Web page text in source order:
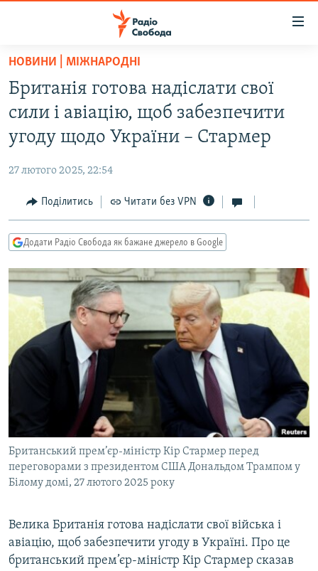
Перейти
основного
матеріалу
до
основної
Перейти
до
пошуку
ВСЕ ЗА ДОБУ
СУСПІЛЬСТВО
УКРАЇНА
СВІТ
РОСІЙСЬКА «ФІЛЬТРАЦІЯ»
ДОНБАС.РЕАЛІЇ
ТИ ЯК?
СХЕМИ
КИТАЙ.ВИКЛИКИ
МУЛЬТИМЕДІА
ФОТО
СПЕЦПРОЄКТИ
КРИМ РЕАЛІЇ
РУС
КТАТ
ДОЛУЧАЙСЯ!
НОВИНИ | МІЖНАРОДНІ
Британія готова надіслати свої
сили і авіацію, щоб забезпечити
угоду щодо України – Стармер
27 лютого 2025, 22:54
Поділитись Читати без VPN
Додати Радіо Свобода як бажане джерело в Google
Британський прем’єр-міністр Кір Стармер перед
переговорами з президентом CША Дональдом Трампом у
Білому домі, 27 лютого 2025 року
Велика Британія готова надіслати свої війська і
авіацію, щоб забезпечити угоду в Україні. Про це
британський прем’єр-міністр Кір Стармер сказав